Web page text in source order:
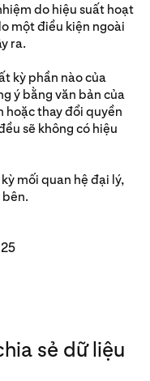
do hiệu suất hoạt
một điều kiện ngoài
ra.
kỳ phần nào của
ý bằng văn bản của
hoặc thay đổi quyền
sẽ không có hiệu
mối quan hệ đại lý,
sẻ dữ liệu